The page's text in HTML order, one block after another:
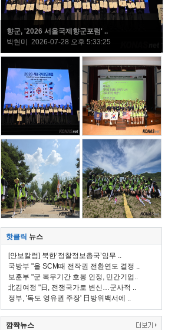
향군, '2026 서울국제향군포럼' ..
박현미 2026-07-28 오후 5:33:25
핫클릭 뉴스
[안보칼럼] 북한‘정찰정보총국’임무 ..
국방부 "올 SCM때 전작권 전환연도 결정 ..
보훈부 "군 복무기간 호봉 인정, 민간기업..
北김여정 "日, 전쟁국가로 변신…군사적 ..
정부, '독도 영유권 주장' 日방위백서에 ..
깜짝뉴스